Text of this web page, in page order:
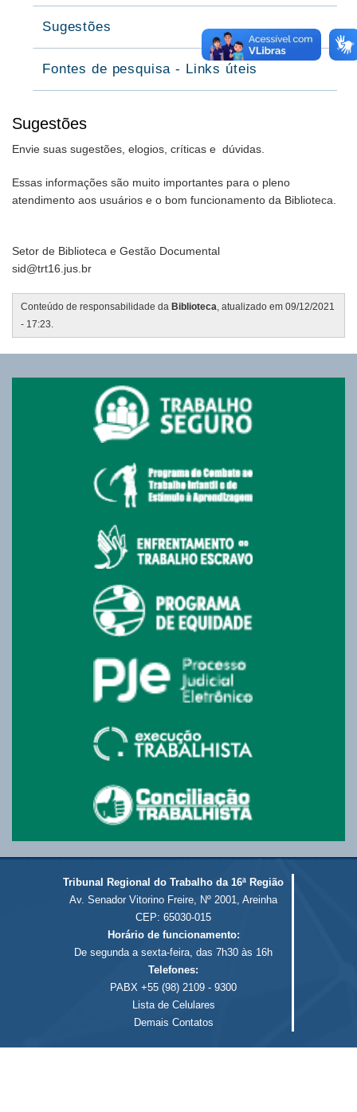
Sugestões
Envie suas sugestões, elogios, críticas e dúvidas.
Essas informações são muito importantes para o pleno
atendimento aos usuários e o bom funcionamento da Biblioteca.
Setor de Biblioteca e Gestão Documental
sid@trt16.jus.br
Conteúdo de responsabilidade da Biblioteca, atualizado em 09/12/2021
- 17:23.
Sugestões
Fontes de pesquisa - Links úteis
Tribunal Regional do Trabalho da 16ª Região
Av. Senador Vitorino Freire, Nº 2001, Areinha
CEP: 65030-015
Horário de funcionamento:
De segunda a sexta-feira, das 7h30 às 16h
Telefones:
PABX +55 (98) 2109 - 9300
Lista de Celulares
Demais Contatos